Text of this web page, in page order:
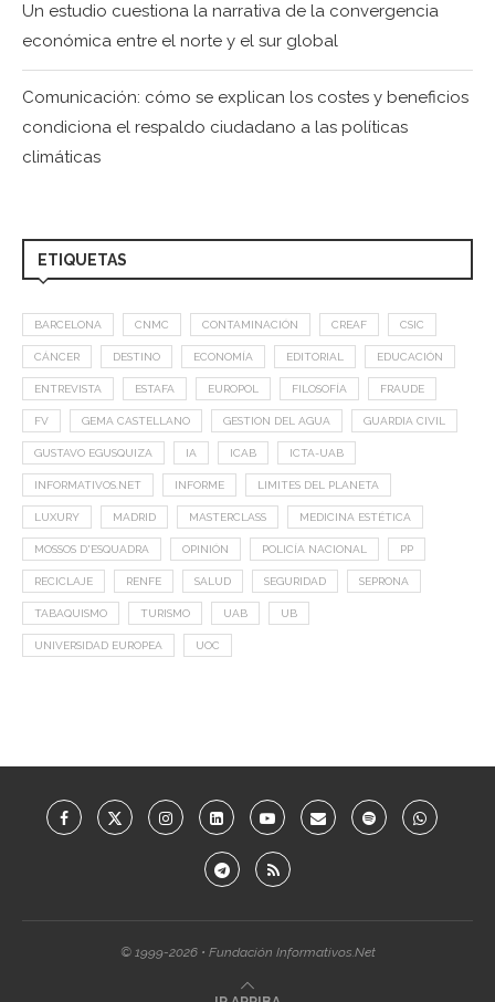
Un estudio cuestiona la narrativa de la convergencia
económica entre el norte y el sur global
Comunicación: cómo se explican los costes y beneficios
condiciona el respaldo ciudadano a las políticas
climáticas
ETIQUETAS
BARCELONA CNMC CONTAMINACIÓN CREAF CSIC
CÁNCER DESTINO ECONOMÍA EDITORIAL EDUCACIÓN
ENTREVISTA ESTAFA EUROPOL FILOSOFÍA FRAUDE
FV GEMA CASTELLANO GESTION DEL AGUA GUARDIA CIVIL
GUSTAVO EGUSQUIZA IA ICAB ICTA-UAB
INFORMATIVOS.NET INFORME LIMITES DEL PLANETA
LUXURY MADRID MASTERCLASS MEDICINA ESTÉTICA
MOSSOS D'ESQUADRA OPINIÓN POLICÍA NACIONAL PP
RECICLAJE RENFE SALUD SEGURIDAD SEPRONA
TABAQUISMO TURISMO UAB UB
UNIVERSIDAD EUROPEA UOC
© 1999-2026 • Fundación Informativos.Net